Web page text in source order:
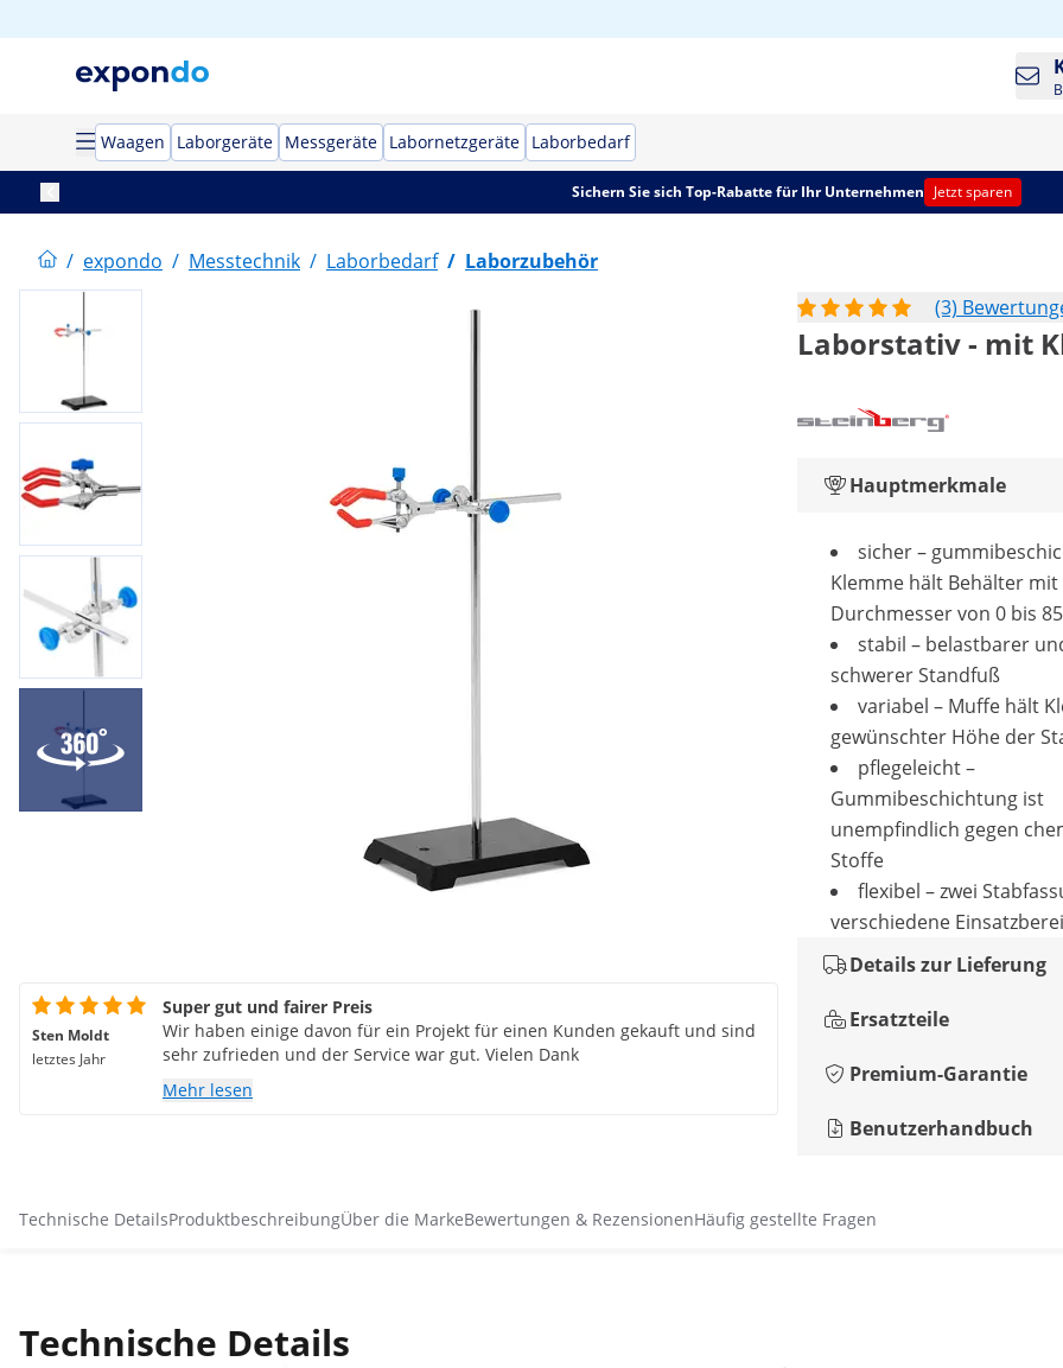
Waagen Laborgeräte Messgeräte Labornetzgeräte Laborbedarf
Sichern Sie sich Top-Rabatte für Ihr Unternehmen Jetzt sparen
/ expondo / Messtechnik / Laborbedarf / Laborzubehör
(3)
Laborstativ - mit
Hauptmerkmale
sicher –
Klemme hält Behälter mit
Durchmesser von 0 bis
stabil – belastbarer
schwerer Standfuß
variabel – Muffe hält
gewünschter Höhe der
pflegeleicht –
Gummibeschichtung ist
unempfindlich gegen
Stoffe
flexibel – zwei
verschiedene
Details zur Lieferung
Ersatzteile
Premium-Garantie
Benutzerhandbuch
Sten Moldt
letztes Jahr
Super gut und fairer Preis
Wir haben einige davon für ein Projekt für einen Kunden gekauft und sind
sehr zufrieden und der Service war gut. Vielen Dank
Mehr lesen
Technische DetailsProduktbeschreibungÜber die MarkeBewertungen & RezensionenHäufig gestellte Fragen
Technische Details